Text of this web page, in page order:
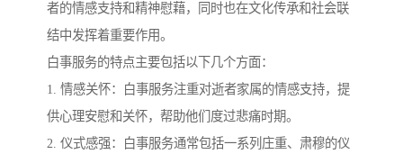
者的情感支持和精神慰藉，同时也在文化传承和社会联
结中发挥着重要作用。
白事服务的特点主要包括以下几个方面：
1. 情感关怀：白事服务注重对逝者家属的情感支持，提
供心理安慰和关怀，帮助他们度过悲痛时期。
2. 仪式感强：白事服务通常包括一系列庄重、肃穆的仪